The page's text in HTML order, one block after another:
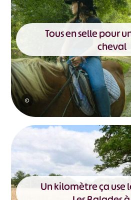
©
Tous en selle pour
cheval
Un kilomètre ça use